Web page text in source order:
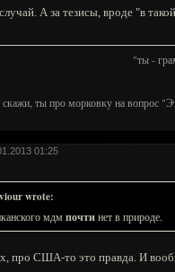
А за тезисы, вроде "в
"ты -
ты про морковку на вопрос
01:25
wrote:
мдм почтинет в природе.
про США-то это правда. И